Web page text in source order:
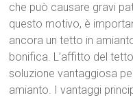
che può causare gravi
questo motivo, è
ancora un tetto in
bonifica. L’affitto del
soluzione vantaggiosa
amianto. I vantaggi